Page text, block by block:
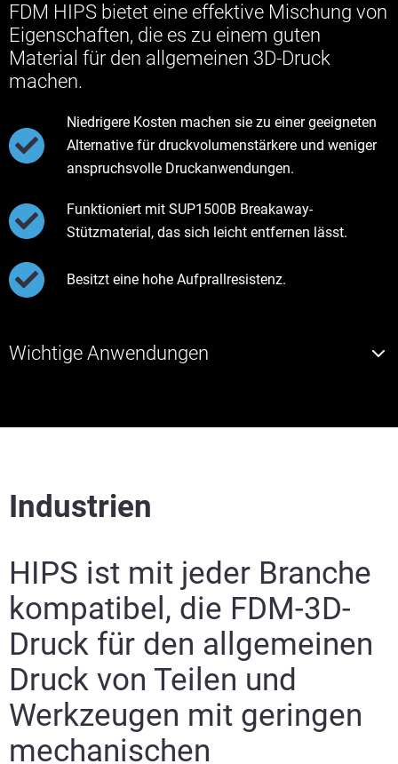
FDM HIPS bietet eine effektive Mischung von
Eigenschaften, die es zu einem guten
Material für den allgemeinen 3D-Druck
machen.
Niedrigere Kosten machen sie zu einer geeigneten
Alternative für druckvolumenstärkere und weniger
anspruchsvolle Druckanwendungen.
Funktioniert mit SUP1500B Breakaway-
Stützmaterial, das sich leicht entfernen lässt.
Besitzt eine hohe Aufprallresistenz.
Wichtige Anwendungen
Industrien
HIPS ist mit jeder Branche
kompatibel, die FDM-3D-
Druck für den allgemeinen
Druck von Teilen und
Werkzeugen mit geringen
mechanischen